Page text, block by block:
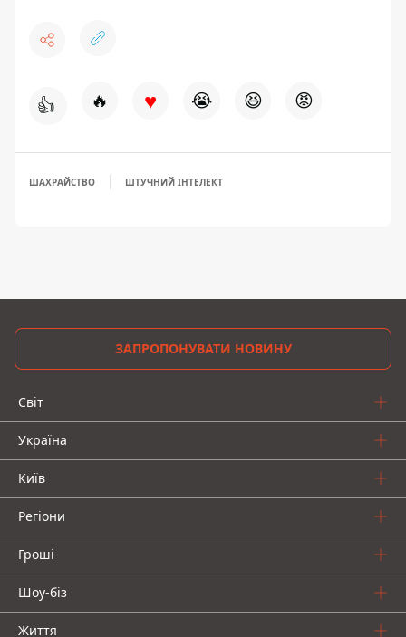
👍 🔥 ♥ 😭 😆 😡
ШАХРАЙСТВО ШТУЧНИЙ ІНТЕЛЕКТ
ЗАПРОПОНУВАТИ НОВИНУ
Світ
Україна
Київ
Регіони
Гроші
Шоу-біз
Життя